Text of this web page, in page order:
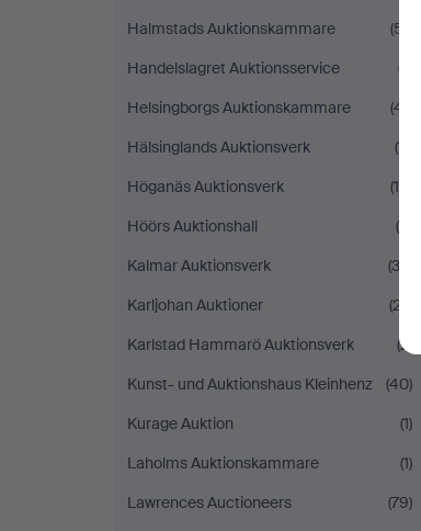
Halmstads Auktionskammare
(51)
Handelslagret Auktionsservice
(7)
Helsingborgs Auktionskammare
(41)
Hälsinglands Auktionsverk
(11)
Höganäs Auktionsverk
(16)
Höörs Auktionshall
(9)
Kalmar Auktionsverk
(33)
Karljohan Auktioner
(27)
Karlstad Hammarö Auktionsverk
(2)
Kunst- und Auktionshaus Kleinhenz
(40)
Kurage Auktion
(1)
Laholms Auktionskammare
(1)
Lawrences Auctioneers
(79)